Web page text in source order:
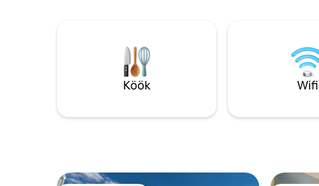
Köök Wifi